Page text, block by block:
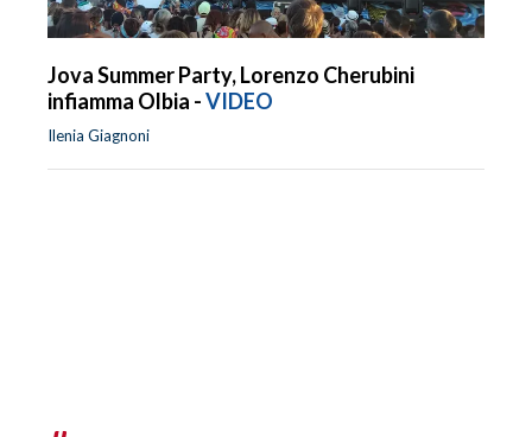
Jova Summer Party, Lorenzo Cherubini
infiamma Olbia -VIDEO
Ilenia Giagnoni